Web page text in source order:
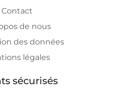
Contact
de nous
des données
légales
sécurisés